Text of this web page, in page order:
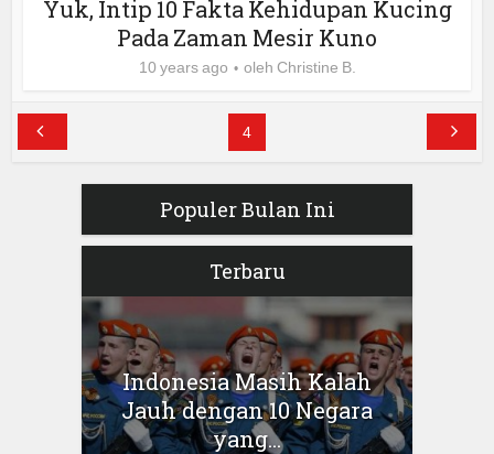
Yuk, Intip 10 Fakta Kehidupan Kucing
Pada Zaman Mesir Kuno
10 years ago oleh Christine B.
4
Populer Bulan Ini
Terbaru
Indonesia Masih Kalah
Jauh dengan 10 Negara
yang...